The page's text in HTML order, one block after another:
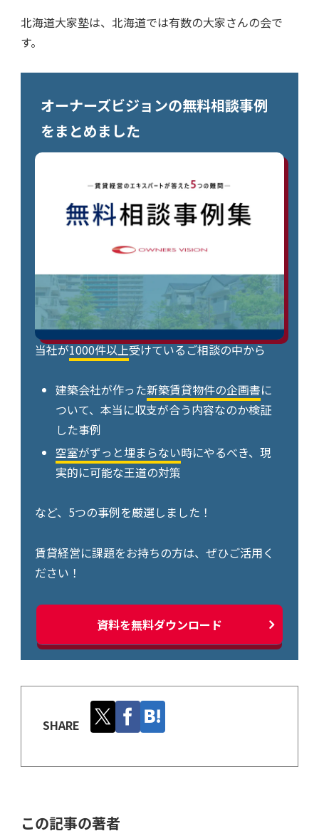
北海道大家塾は、北海道では有数の大家さんの会で
す。
オーナーズビジョンの無料相談事例
をまとめました
当社が1000件以上受けているご相談の中から
建築会社が作った新築賃貸物件の企画書に
ついて、本当に収支が合う内容なのか検証
した事例
空室がずっと埋まらない時にやるべき、現
実的に可能な王道の対策
など、5つの事例を厳選しました！
賃貸経営に課題をお持ちの方は、ぜひご活用く
ださい！
資料を無料ダウンロード
SHARE
この記事の著者